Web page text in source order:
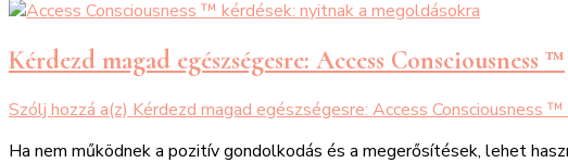
Kérdezd magad egészségesre: Access Consciousness ™
Szólj hozzá a(z) Kérdezd magad egészségesre: Access Consciousness ™
Ha nem működnek a pozitív gondolkodás és a megerősítések, lehet